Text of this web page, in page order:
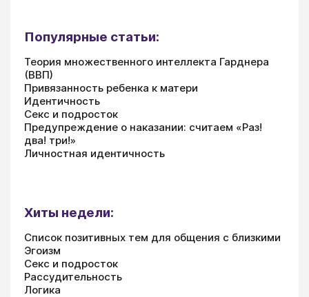
Популярные статьи:
Теория множественного интеллекта Гарднера
(ВВП)
Привязанность ребенка к матери
Идентичность
Секс и подросток
Предупреждение о наказании: считаем «Раз!
два! три!»
Личностная идентичность
Хиты недели:
Список позитивных тем для общения с близкими
Эгоизм
Секс и подросток
Рассудительность
Логика